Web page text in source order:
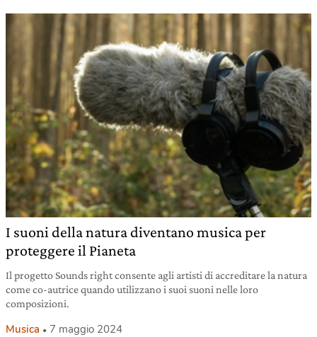
I suoni della natura diventano musica per
proteggere il Pianeta
Il progetto Sounds right consente agli artisti di accreditare la natura
come co-autrice quando utilizzano i suoi suoni nelle loro
composizioni.
Musica 7 maggio 2024